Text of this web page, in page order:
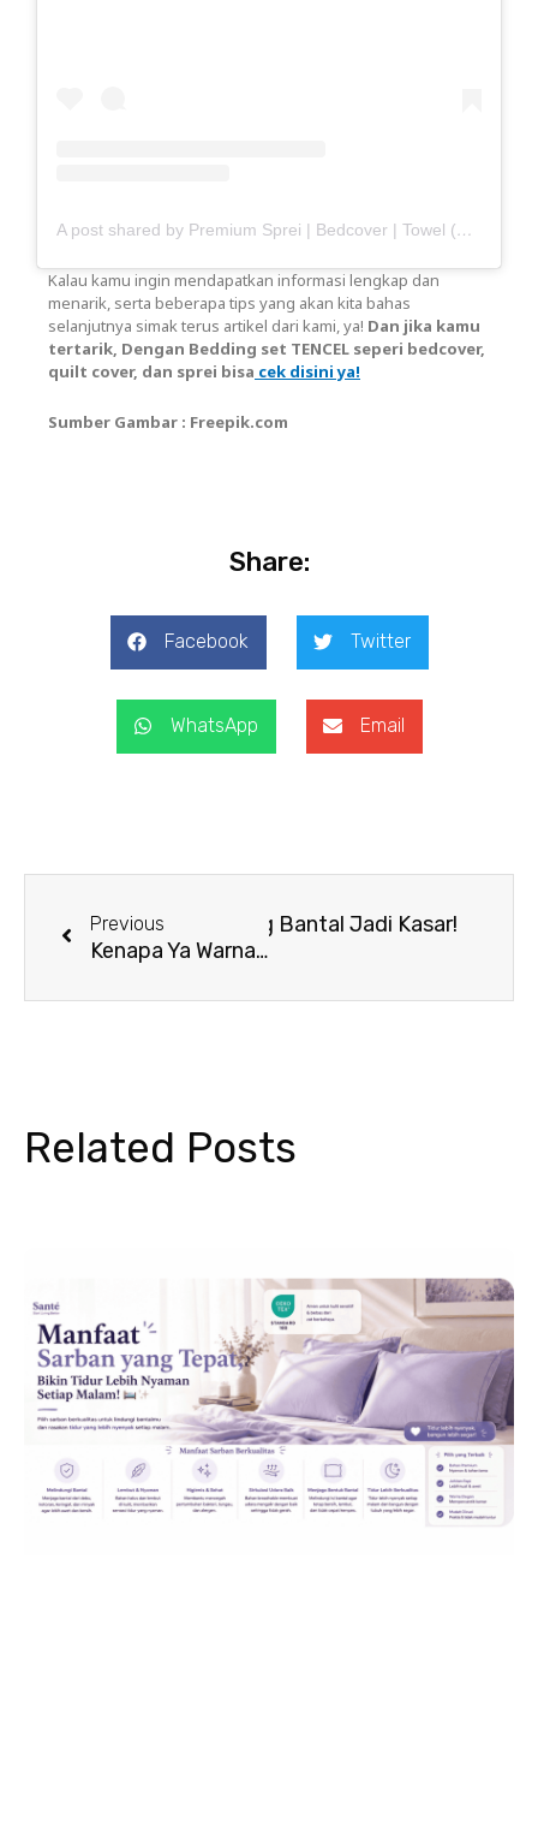
A post shared by Premium Sprei | Bedcover | Towel (@haisante)
Kalau kamu ingin mendapatkan informasi lengkap dan
menarik, serta beberapa tips yang akan kita bahas
selanjutnya simak terus artikel dari kami, ya! Dan jika kamu
tertarik, Dengan Bedding set TENCEL seperi bedcover,
quilt cover, dan sprei bisa cek disini ya!
Sumber Gambar : Freepik.com
Share:
Facebook Twitter
WhatsApp Email
Previous
Kenapa Ya Warna Sarung Bantal Menjadi Memudar? Ini Penyebabnya!
Kalau Nggak Mau Sarung Bantal Jadi Kasar!
Related Posts